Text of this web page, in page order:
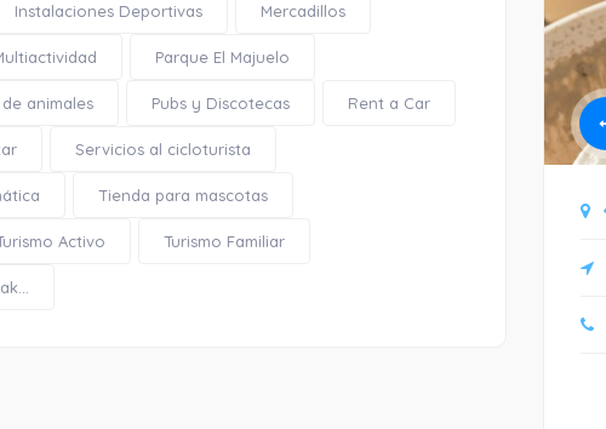
Instalaciones Deportivas Mercadillos
Parque El Majuelo
animales Pubs y Discotecas Rent a Car
Servicios al cicloturista
Tienda para mascotas
Activo Turismo Familiar